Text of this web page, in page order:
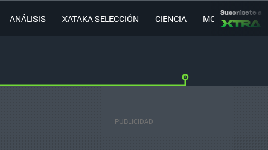
ANÁLISIS XATAKA SELECCIÓN CIENCIA MOVILIDAD
Suscríbete a